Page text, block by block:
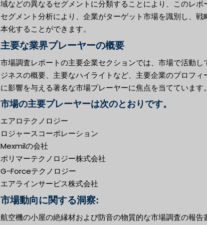
域などの異なるセグメントに分類することにより、このレ
セグメント分析により、企業がターゲット市場を識別し、
本化することができます。
主要な業界プレーヤーの概要
市場調査レポートの主要企業セクションでは、市場で活動
ジネスの概要、主要なハイライトなど、主要企業のプロフ
に影響を与える著名な市場プレーヤーに焦点を当てています。
市場の主要プレーヤーは次のとおりです。
エアロテクノロジー
ロジャースコーポレーション
Mexmilの会社
ポリマーテクノロジー株式会社
G-Forceテクノロジー
エアラインサービス株式会社
市場動向に関する洞察:
航空機の小屋の絶縁材および防音の物質的な市場調査の報